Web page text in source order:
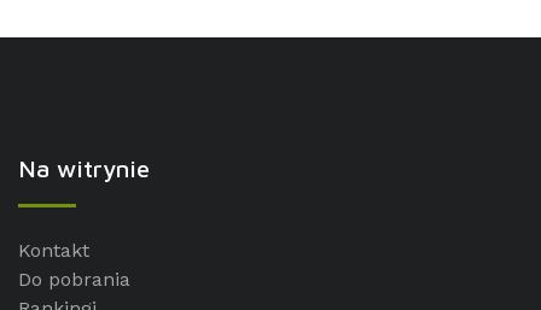
Na witrynie
Kontakt
Do pobrania